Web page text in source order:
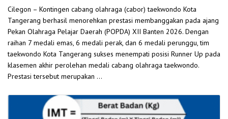
Cilegon – Kontingen cabang olahraga (cabor) taekwondo Kota
Tangerang berhasil menorehkan prestasi membanggakan pada ajang
Pekan Olahraga Pelajar Daerah (POPDA) XII Banten 2026. Dengan
raihan 7 medali emas, 6 medali perak, dan 6 medali perunggu, tim
taekwondo Kota Tangerang sukses menempati posisi Runner Up pada
klasemen akhir perolehan medali cabang olahraga taekwondo.
Prestasi tersebut merupakan …